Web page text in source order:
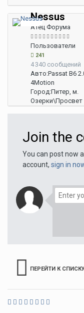
Nessus
Атец Форума
Пользователи
241
4 340 сообщений
Авто:Passat B6
4Motion
Город:Питер, м.
Озерки\Просвет
Join the
You can post now
account, sign in
ПЕРЕЙТИ К